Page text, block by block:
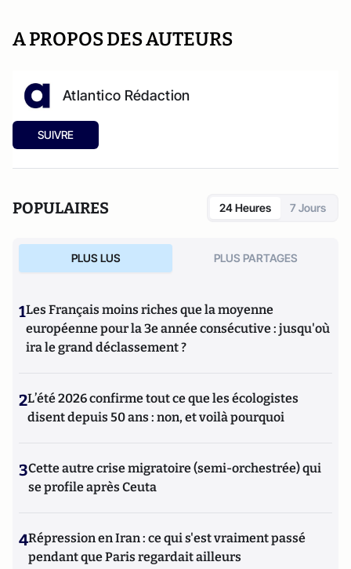
A PROPOS DES AUTEURS
Atlantico Rédaction
SUIVRE
POPULAIRES 24 Heures 7 Jours
PLUS LUS PLUS PARTAGES
1Les Français moins riches que la moyenne
européenne pour la 3e année consécutive : jusqu'où
ira le grand déclassement ?
2L’été 2026 confirme tout ce que les écologistes
disent depuis 50 ans : non, et voilà pourquoi
3Cette autre crise migratoire (semi-orchestrée) qui
se profile après Ceuta
4Répression en Iran : ce qui s'est vraiment passé
pendant que Paris regardait ailleurs